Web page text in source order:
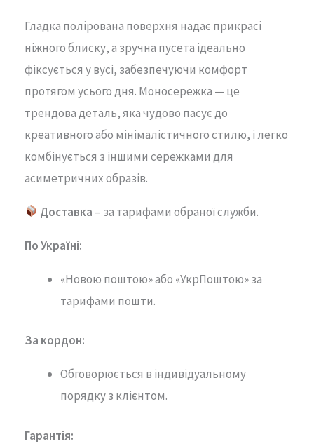
Гладка полірована поверхня надає прикрасі
ніжногоблиску,а зручна пусета ідеально
фіксується увусі, забезпечуючи комфорт
протягом усьогодня. Моносережка — це
трендовадеталь,якачудово пасуєдо
креативногоабо мінімалістичногостилю, ілегко
комбінується з іншими сережками для
асиметричнихобразів.
Доставка – за тарифами обраної служби.
По Україні:
«Новою поштою» або «УкрПоштою» за
тарифами пошти.
За кордон:
Обговорюється в індивідуальному
порядку з клієнтом.
Гарантія: